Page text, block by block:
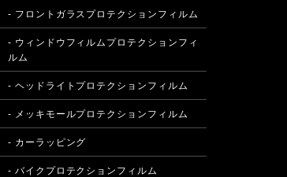
- フロントガラスプロテクションフィルム
- ウィンドウフィルムプロテクションフィ
ルム
- ヘッドライトプロテクションフィルム
- メッキモールプロテクションフィルム
- カーラッピング
- バイクプロテクションフィルム